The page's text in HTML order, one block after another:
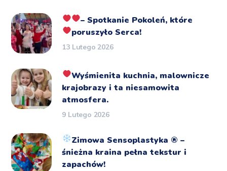
– Spotkanie Pokoleń, które
poruszyło Serca!
13 Lutego 2026
Wyśmienita kuchnia, malownicze
krajobrazy i ta niesamowita
atmosfera.
9 Lutego 2026
Zimowa Sensoplastyka ®️ –
śnieżna kraina pełna tekstur i
zapachów!